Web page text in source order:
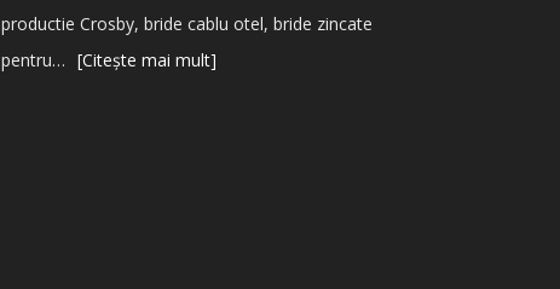
productie Crosby, bride cablu otel, bride zincate
pentru… [Citește mai mult]